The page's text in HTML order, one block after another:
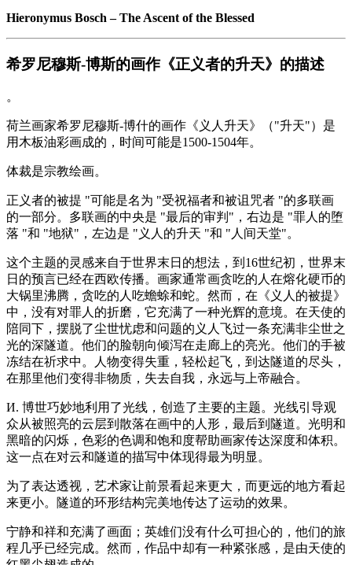
Hieronymus Bosch –The Ascent of the Blessed
希罗尼穆斯-博斯的画作《正义者的升天》的描述
。
荷兰画家希罗尼穆斯-博什的画作《义人升天》（"升天"）是
用木板油彩画成的，时间可能是1500-1504年。
体裁是宗教绘画。
正义者的被提 "可能是名为 "受祝福者和被诅咒者 "的多联画
的一部分。多联画的中央是 "最后的审判"，右边是 "罪人的堕
落 "和 "地狱"，左边是 "义人的升天 "和 "人间天堂"。
这个主题的灵感来自于世界末日的想法，到16世纪初，世界末
日的预言已经在西欧传播。画家通常画贪吃的人在熔化硬币的
大锅里沸腾，贪吃的人吃蟾蜍和蛇。然而，在《义人的被提》
中，没有对罪人的折磨，它充满了一种光辉的意境。在天使的
陪同下，摆脱了尘世忧虑和问题的义人飞过一条充满非尘世之
光的深隧道。他们的脸朝向倾泻在走廊上的亮光。他们的手被
冻结在祈求中。人物变得失重，轻松起飞，到达隧道的尽头，
在那里他们变得非物质，失去自我，永远与上帝融合。
И. 博世巧妙地利用了光线，创造了主要的主题。光线引导观
众从被照亮的云层到散落在画中的人形，最后到隧道。光明和
黑暗的闪烁，色彩的色调和饱和度帮助画家传达深度和体积。
这一点在对云和隧道的描写中体现得最为明显。
为了表达透视，艺术家让前景看起来更大，而更远的地方看起
来更小。隧道的环形结构完美地传达了运动的效果。
宁静和祥和充满了画面；英雄们没有什么可担心的，他们的旅
程几乎已经完成。然而，作品中却有一种紧张感，是由天使的